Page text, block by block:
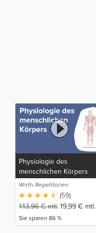
Physiologie des
menschlichen Körpers
Wirth-Repetitorien
(59)
143,96€mtl. 19,99 € mtl.
Sie sparen 86 %